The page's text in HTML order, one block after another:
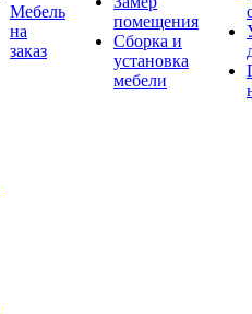
Мебель
на
заказ
помещения
Сборка и
установка
мебели